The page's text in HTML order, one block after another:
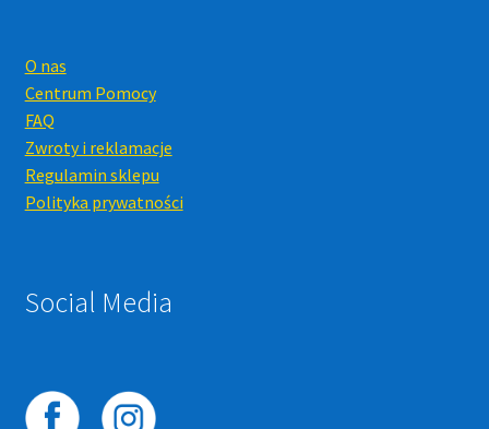
O nas
Centrum Pomocy
FAQ
Zwroty i reklamacje
Regulamin sklepu
Polityka prywatności
Social Media